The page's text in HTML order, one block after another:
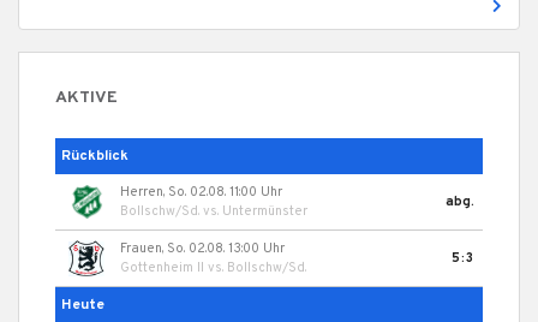
AKTIVE
Rückblick
Herren, So. 02.08. 11:00 Uhr
Bollschw/Sd. vs. Untermünster
abg.
Frauen, So. 02.08. 13:00 Uhr
Gottenheim II vs. Bollschw/Sd.
5:3
Heute